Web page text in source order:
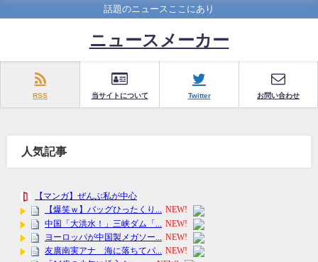
話題のニュースここにあり
ニュースメーカー
RSS 当サイトについて Twitter お問い合わせ
人気記事